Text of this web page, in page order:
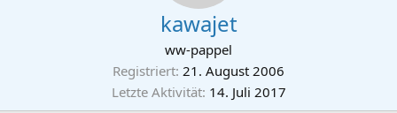
kawajet
ww-pappel
Registriert 21. August 2006
Letzte Aktivität 14. Juli 2017